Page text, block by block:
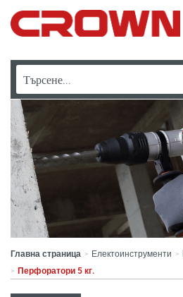
Главна страница > Електоинструменти >
> Перфоратори 5 кг.